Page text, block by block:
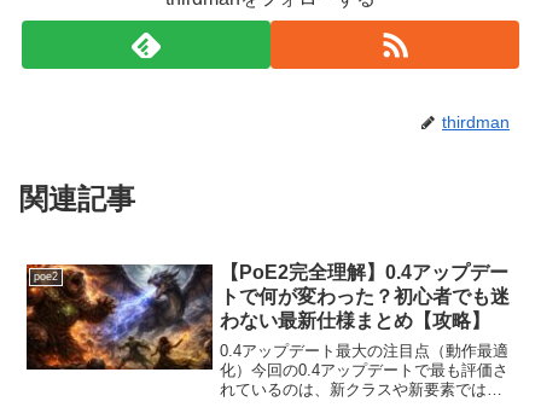
thirdman
関連記事
poe2
【PoE2完全理解】0.4アップデー
トで何が変わった？初心者でも迷
わない最新仕様まとめ【攻略】
0.4アップデート最大の注目点（動作最適
化）今回の0.4アップデートで最も評価さ
れているのは、新クラスや新要素ではな